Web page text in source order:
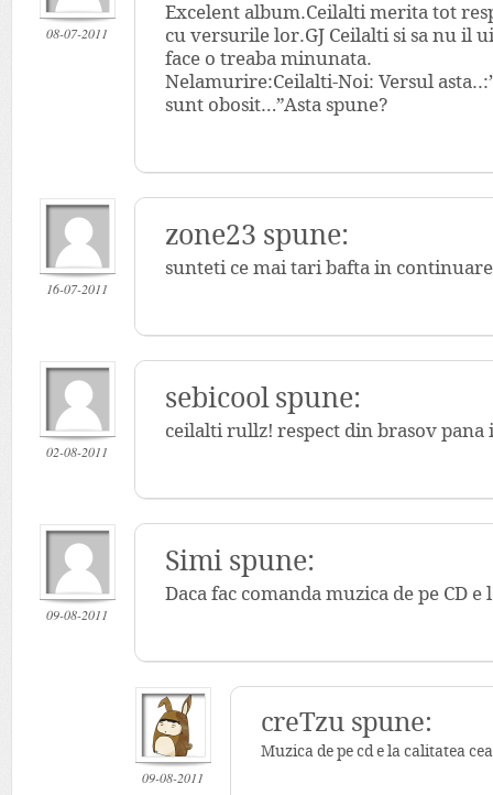
08-07-2011
Excelent album.Ceilalti merita tot
cu versurile lor.GJ Ceilalti si sa nu il
face o treaba minunata.
Nelamurire:Ceilalti-Noi: Versul
sunt obosit…”Asta spune?
16-07-2011
zone23 spune:
sunteti ce mai tari bafta in continuare
02-08-2011
sebicool spune:
ceilalti rullz! respect din brasov pana
09-08-2011
Simi spune:
Daca fac comanda muzica de pe CD e
09-08-2011
creTzu spune:
Muzica de pe cd e la calitatea